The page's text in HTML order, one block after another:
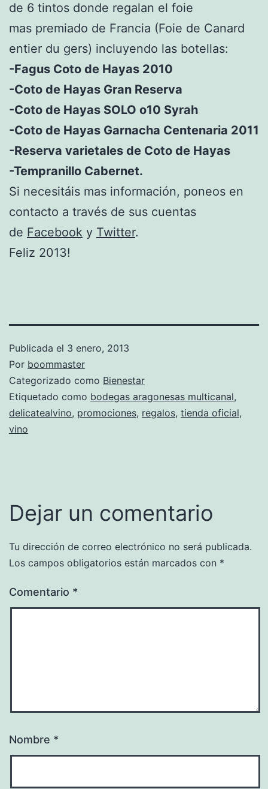
de 6 tintos donde regalan el foie
mas premiado de Francia (Foie de Canard
entier du gers) incluyendo las botellas:
-Fagus Coto de Hayas 2010
-Coto de Hayas Gran Reserva
-Coto de Hayas SOLO o10 Syrah
-Coto de Hayas Garnacha Centenaria 2011
-Reserva varietales de Coto de Hayas
-Tempranillo Cabernet.
Si necesitáis mas información, poneos en
contacto a través de sus cuentas
de Facebook y Twitter.
Feliz 2013!
Publicada el 3 enero, 2013
Por boommaster
Categorizado como Bienestar
Etiquetado como bodegas aragonesas multicanal,
delicatealvino, promociones, regalos, tienda oficial,
vino
Dejar un comentario
Tu dirección de correo electrónico no será publicada.
Los campos obligatorios están marcados con *
Comentario *
Nombre *